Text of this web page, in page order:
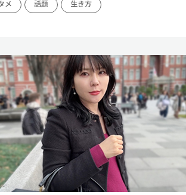
メ 話題 生き方